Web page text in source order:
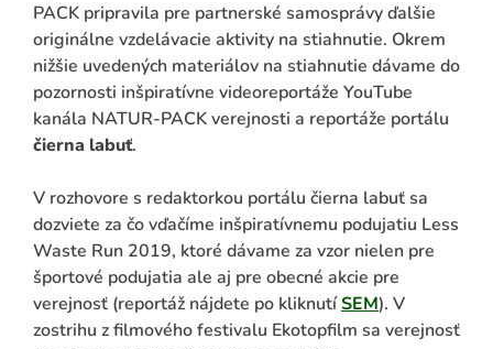
PACK pripravila pre partnerské samosprávy ďalšie
originálne vzdelávacie aktivity na stiahnutie. Okrem
nižšie uvedených materiálov na stiahnutie dávame do
pozornosti inšpiratívne videoreportáže YouTube
kanála NATUR-PACK verejnosti a reportáže portálu
čierna labuť.
V rozhovore s redaktorkou portálu čierna labuť sa
dozviete za čo vďačíme inšpiratívnemu podujatiu Less
Waste Run 2019, ktoré dávame za vzor nielen pre
športové podujatia ale aj pre obecné akcie pre
verejnosť (reportáž nájdete po kliknutíSEM). V
zostrihu z filmového festivalu Ekotopfilm sa verejnosť